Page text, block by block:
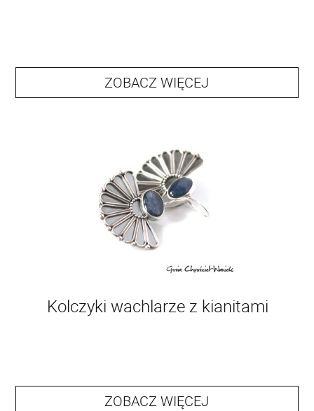
ZOBACZ WIĘCEJ
Kolczyki wachlarze z kianitami
ZOBACZ WIĘCEJ